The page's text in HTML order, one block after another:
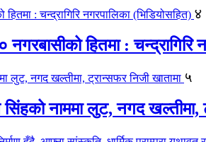
४
हितमा : चन्द्रागिरि
५
सिंहको नाममा लुट, नगद खल्तीमा,